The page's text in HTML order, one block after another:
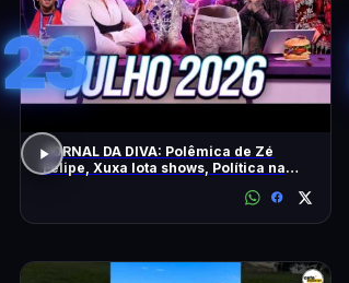
23
JORNAL DA DIVA: Polêmica de Zé
Felipe, Xuxa lota shows, Política na